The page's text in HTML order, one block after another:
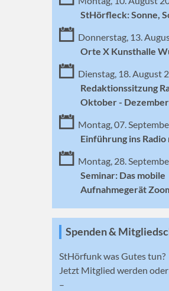
StHörfleck: Sonne,
Donnerstag, 13.
Orte X Kunsthalle
Dienstag, 18. August
Redaktionssitzung
Oktober -
Montag, 07.
Einführung ins Radio
Montag, 28.
Seminar: Das mobile
Aufnahmegerät
Spenden &
StHörfunk was Gutes tun?
Jetzt Mitglied werden
–